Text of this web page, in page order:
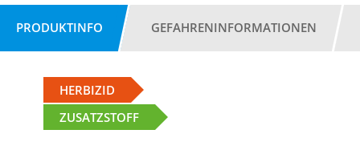
PRODUKTINFO GEFAHRENINFORMATIONEN
HERBIZID
ZUSATZSTOFF